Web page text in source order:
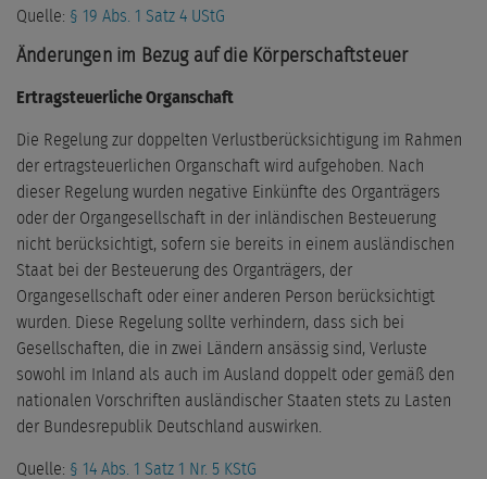
Quelle: § 19 Abs. 1 Satz 4 UStG
Änderungen im Bezug auf die Körperschaftsteuer
Ertragsteuerliche Organschaft
Die Regelung zur doppelten Verlustberücksichtigung im Rahmen
der ertragsteuerlichen Organschaft wird aufgehoben. Nach
dieser Regelung wurden negative Einkünfte des Organträgers
oder der Organgesellschaft in der inländischen Besteuerung
nicht berücksichtigt, sofern sie bereits in einem ausländischen
Staat bei der Besteuerung des Organträgers, der
Organgesellschaft oder einer anderen Person berücksichtigt
wurden. Diese Regelung sollte verhindern, dass sich bei
Gesellschaften, die in zwei Ländern ansässig sind, Verluste
sowohl im Inland als auch im Ausland doppelt oder gemäß den
nationalen Vorschriften ausländischer Staaten stets zu Lasten
der Bundesrepublik Deutschland auswirken.
Quelle: § 14 Abs. 1 Satz 1 Nr. 5 KStG